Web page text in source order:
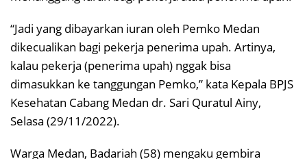
“Jadi yang dibayarkan iuran oleh Pemko Medan
dikecualikan bagi pekerja penerima upah. Artinya,
kalau pekerja (penerima upah) nggak bisa
dimasukkan ke tanggungan Pemko,” kata Kepala BPJS
Kesehatan Cabang Medan dr. Sari Quratul Ainy,
Selasa (29/11/2022).
Warga Medan, Badariah (58) mengaku gembira